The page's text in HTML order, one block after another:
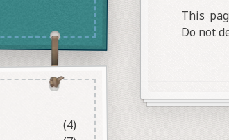
This
Do not
(4)